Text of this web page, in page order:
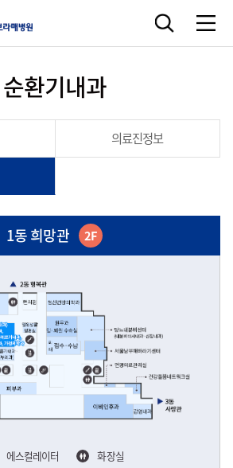
순환기내과
의료진정보
1동 희망관 2F
에스컬레이터
화장실